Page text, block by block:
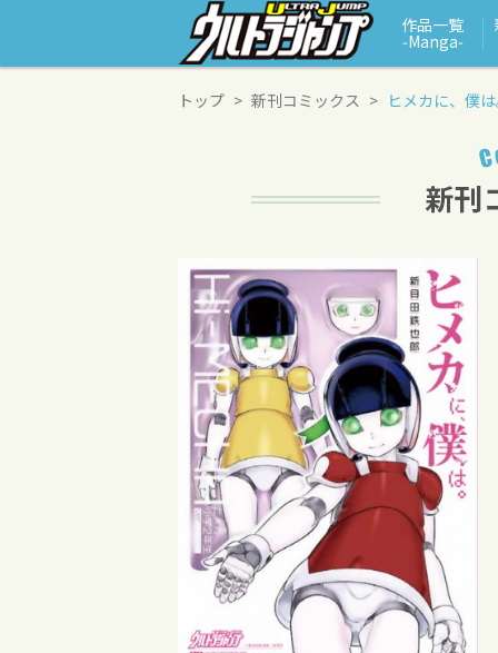
作品一覧
‑Manga‑
トップ 新刊コミックス ヒメカに、僕